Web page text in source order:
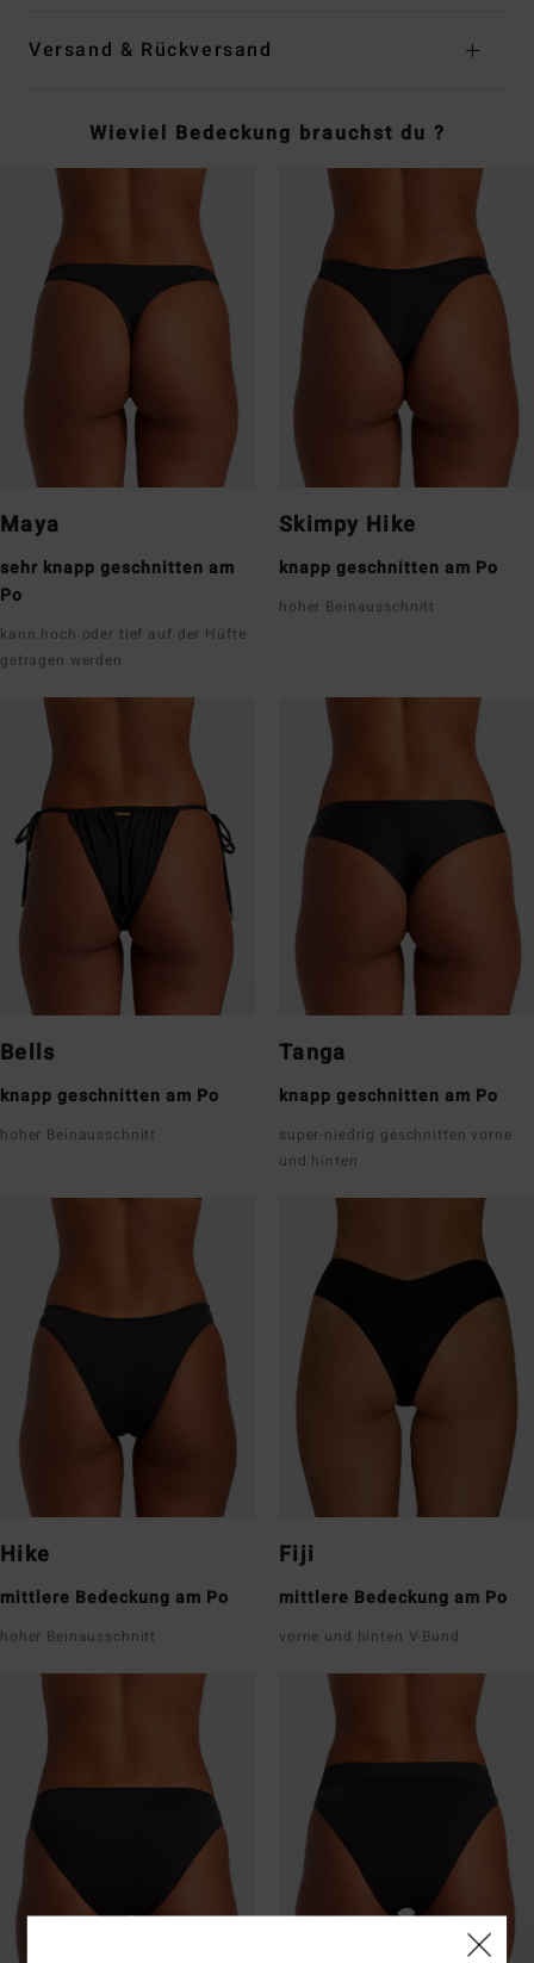
Versand & Rückversand
Wieviel Bedeckung brauchst du ?
Maya
sehr knapp geschnitten am
Po
kann hoch oder tief auf der Hüfte
getragen werden
Skimpy Hike
knapp geschnitten am Po
hoher Beinausschnitt
Bells
knapp geschnitten am Po
hoher Beinausschnitt
Tanga
knapp geschnitten am Po
super-niedrig geschnitten vorne
und hinten
Hike
mittlere Bedeckung am Po
hoher Beinausschnitt
Fiji
mittlere Bedeckung am Po
vorne und hinten V-Bund